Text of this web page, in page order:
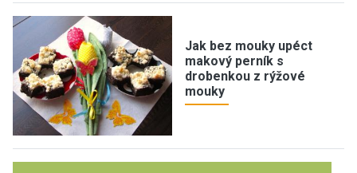
Jak bez mouky upéct
makový perník s
drobenkou z rýžové
mouky